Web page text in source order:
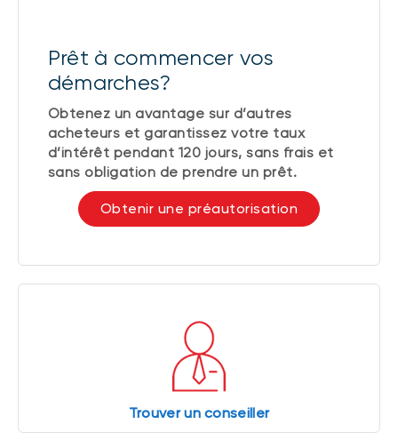
Prêt à commencer vos
démarches?
Obtenez un avantage sur d’autres
acheteurs et garantissez votre taux
d’intérêt pendant 120 jours, sans frais et
sans obligation de prendre un prêt.
Obtenir une préautorisation
Trouver un conseiller